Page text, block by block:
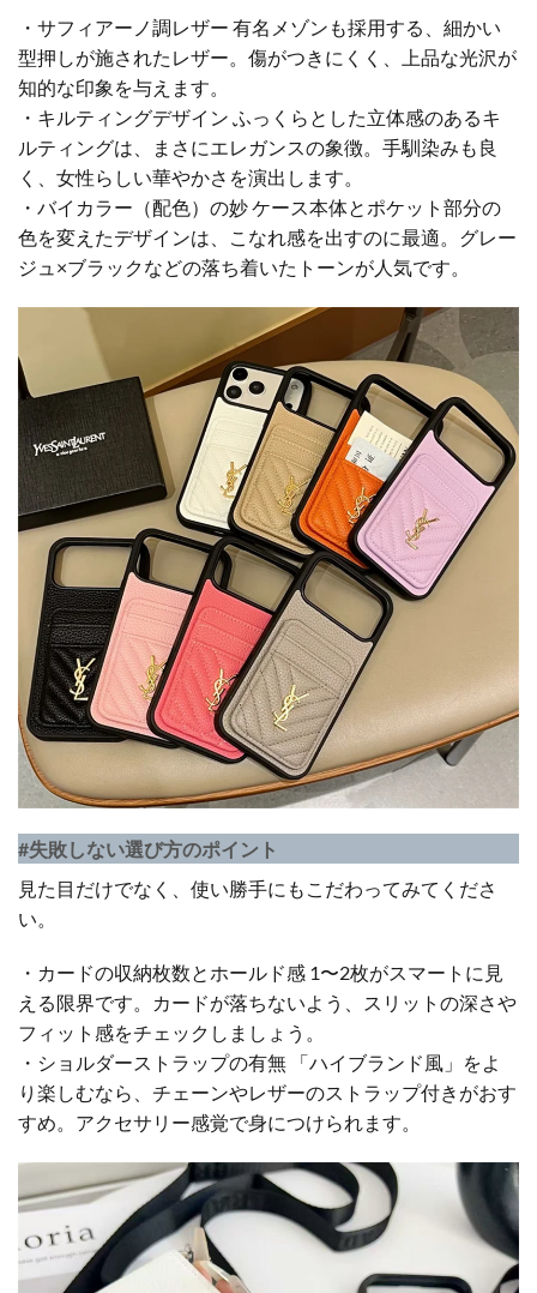
・サフィアーノ調レザー 有名メゾンも採用する、細かい
型押しが施されたレザー。傷がつきにくく、上品な光沢が
知的な印象を与えます。
・キルティングデザイン ふっくらとした立体感のあるキ
ルティングは、まさにエレガンスの象徴。手馴染みも良
く、女性らしい華やかさを演出します。
・バイカラー（配色）の妙 ケース本体とポケット部分の
色を変えたデザインは、こなれ感を出すのに最適。グレー
ジュ×ブラックなどの落ち着いたトーンが人気です。
#失敗しない選び方のポイント
見た目だけでなく、使い勝手にもこだわってみてくださ
い。
・カードの収納枚数とホールド感 1〜2枚がスマートに見
える限界です。カードが落ちないよう、スリットの深さや
フィット感をチェックしましょう。
・ショルダーストラップの有無 「ハイブランド風」をよ
り楽しむなら、チェーンやレザーのストラップ付きがおす
すめ。アクセサリー感覚で身につけられます。